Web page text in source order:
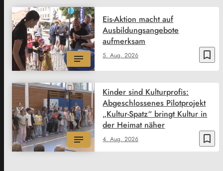
bookmark_border
5. Aug. 2026
Eis-Aktion macht auf
Ausbildungsangebote
aufmerksam
bookmark_border
4. Aug. 2026
Kinder sind Kulturprofis:
Abgeschlossenes Pilotprojekt
„Kultur-Spatz“ bringt Kultur in
der Heimat näher